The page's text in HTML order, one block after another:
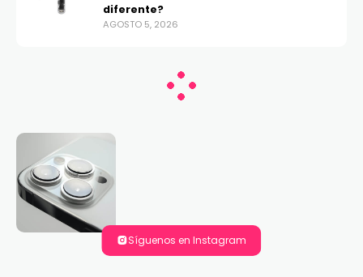
diferente?
AGOSTO 5, 2026
Síguenos en Instagram